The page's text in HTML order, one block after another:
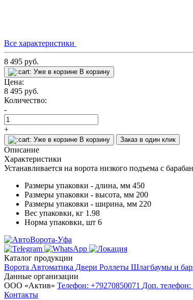
Все характеристики
8 495 руб.
Уже в корзине В корзину
Цена:
8 495 руб.
Количество:
-
+
Уже в корзине В корзину Заказ в один клик
Описание
Характеристики
Устанавливается на ворота низкого подъема с
Размеры упаковки - длина, мм 450
Размеры упаковки - высота, мм 200
Размеры упаковки - ширина, мм 220
Вес упаковки, кг 1.98
Норма упаковки, шт 6
Каталог продукции
Ворота Автоматика Двери Роллеты Шлагбаумы и
Данные организации
ООО «‎Актив»‎ Телефон: +79270850071 Доп. телефон:
Контакты